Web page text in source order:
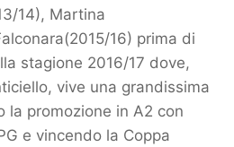
14), Martina
16) prima di
stagione 2016/17 dove,
vive una grandissima
la promozione in A2 con
e vincendo la Coppa